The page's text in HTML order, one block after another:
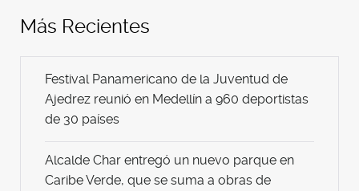
Más Recientes
Festival Panamericano de la Juventud de
Ajedrez reunió en Medellín a 960 deportistas
de 30 países
Alcalde Char entregó un nuevo parque en
Caribe Verde, que se suma a obras de